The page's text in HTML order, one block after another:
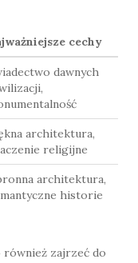
cechy
dawnych
architektura,
religijne
architektura,
historie
również zajrzeć do